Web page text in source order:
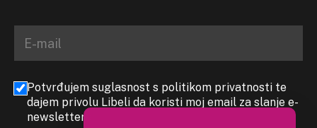
Potvrđujem suglasnost s politikom privatnosti te
dajem privolu Libeli da koristi moj email za slanje e-
newslettera